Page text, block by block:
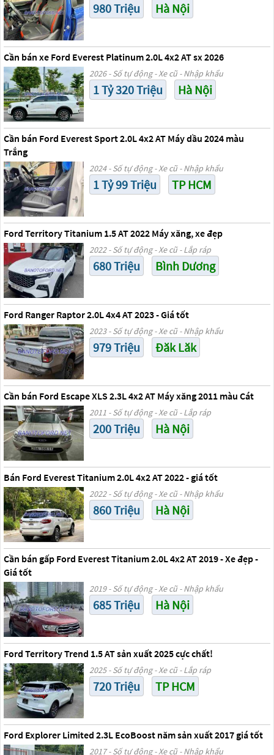
980 Triệu Hà Nội
Cần bán xe Ford Everest Platinum 2.0L 4x2 AT sx 2026
2026 - Số tự động - Xe cũ - Nhập khẩu
1 Tỷ 320 Triệu Hà Nội
Cần bán Ford Everest Sport 2.0L 4x2 AT Máy dầu 2024 màu
Trắng
2024 - Số tự động - Xe cũ - Nhập khẩu
1 Tỷ 99 Triệu TP HCM
Ford Territory Titanium 1.5 AT 2022 Máy xăng, xe đẹp
2022 - Số tự động - Xe cũ - Lắp ráp
680 Triệu Bình Dương
Ford Ranger Raptor 2.0L 4x4 AT 2023 - Giá tốt
2023 - Số tự động - Xe cũ - Nhập khẩu
979 Triệu Đăk Lăk
Cần bán Ford Escape XLS 2.3L 4x2 AT Máy xăng 2011 màu Cát
2011 - Số tự động - Xe cũ - Lắp ráp
200 Triệu Hà Nội
Bán Ford Everest Titanium 2.0L 4x2 AT 2022 - giá tốt
2022 - Số tự động - Xe cũ - Nhập khẩu
860 Triệu Hà Nội
Cần bán gấp Ford Everest Titanium 2.0L 4x2 AT 2019 - Xe đẹp -
Giá tốt
2019 - Số tự động - Xe cũ - Nhập khẩu
685 Triệu Hà Nội
Ford Territory Trend 1.5 AT sản xuất 2025 cực chất!
2025 - Số tự động - Xe cũ - Lắp ráp
720 Triệu TP HCM
Ford Explorer Limited 2.3L EcoBoost năm sản xuất 2017 giá tốt
2017 - Số tự động - Xe cũ - Nhập khẩu